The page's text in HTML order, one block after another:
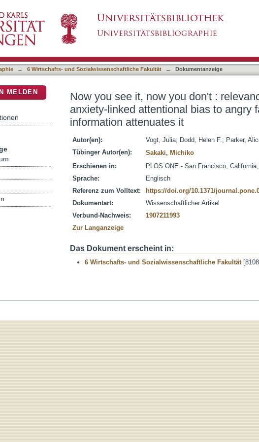
it, now you don't : relevance of threat enhances
but relevance of neutral information attenuates it
→ 6 Wirtschafts- und Sozialwissenschaftliche Fakultät → Dokumentanzeige
Now you see it, now you don't :
anxiety-linked attentional bias to angry
information attenuates it
Autor(en): Vogt, Julia; Dodd, Helen F.; Parker,
Tübinger Autor(en):
Sakaki, Michiko
Erschienen in:
PLOS ONE - San Francisco,
Sprache:
Englisch
Referenz zum Volltext:
https://doi.org/10.1371/
Dokumentart:
Wissenschaftlicher Artikel
Verbund-Nachweis:
1907211993
Zur Langanzeige
Das Dokument erscheint in:
6 Wirtschafts- und Sozialwissenschaftliche Fakultät
MELDEN